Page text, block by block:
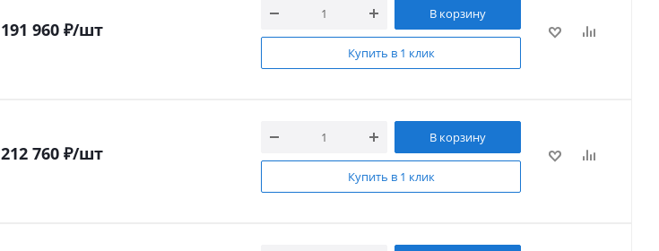
191 960 ₽/шт
В корзину
Купить в 1 клик
212 760 ₽/шт
В корзину
Купить в 1 клик